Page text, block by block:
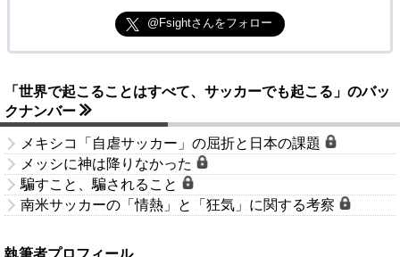
@Fsightさんをフォロー
「世界で起こることはすべて、サッカーでも起こる」のバッ
クナンバー
メキシコ「自虐サッカー」の屈折と日本の課題
メッシに神は降りなかった
騙すこと、騙されること
南米サッカーの「情熱」と「狂気」に関する考察